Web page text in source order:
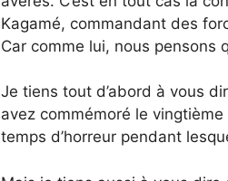
Kagamé, commandant des
Car comme lui, nous pensons
Je tiens tout d’abord à vous
avez commémoré le
temps d’horreur pendant